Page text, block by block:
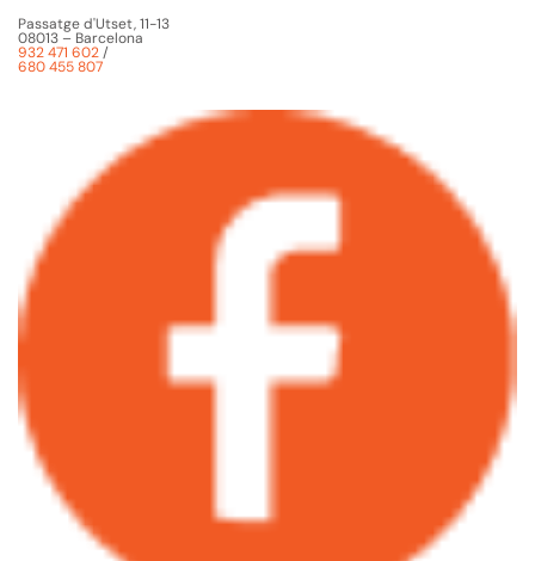
Passatge d'Utset, 11-13
08013 – Barcelona
932 471 602/
680 455 807